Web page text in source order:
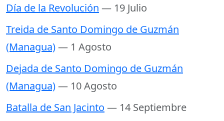
Día de la Revolución — 19 Julio
Treida de Santo Domingo de Guzmán
(Managua)— 1 Agosto
Dejada de Santo Domingo de Guzmán
(Managua)— 10 Agosto
Batalla de San Jacinto — 14 Septiembre